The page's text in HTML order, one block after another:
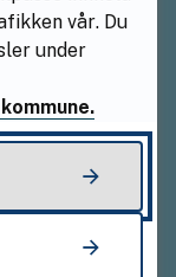
vår. Du
under